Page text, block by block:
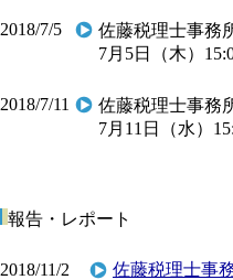
2018/7/5
佐藤税理士事務
7月5日（木）
2018/7/11
佐藤税理士事務
7月11日（水）
報告・レポート
2018/11/2 佐藤税理士事